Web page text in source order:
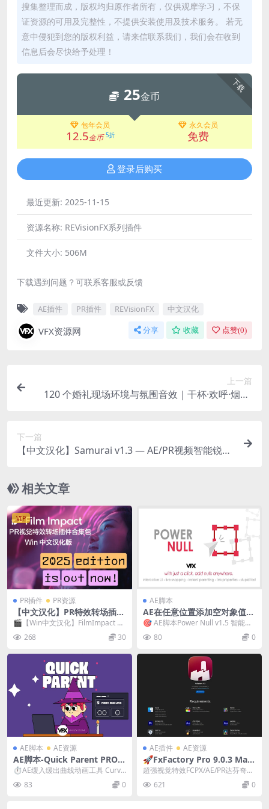
搜集整理而成，版权均归原作者所有，仅供观摩学习，不保
证资源的可用及完整性，不提供安装使用及技术服务。 若无
意中侵犯到您的版权利益，请来信联系我们，我们会在收到
信息后会尽快给予处理！
下载
25金币
包年会员
12.5金币 5折
永久会员
免费
登录后购买
最近更新: 2025-11-15
资源名称: REVisionFX系列插件
文件大小: 506M
下载遇到问题？可联系客服或反馈
AE插件 PR插件 REVisionFX 中文汉化
VFX资源网 分享 收藏 点赞(0)
上一篇
120 个婚礼现场环境与氛围音效｜干杯·欢呼·烟花·
下一篇
【中文汉化】Samurai v1.3 — AE/PR视频智能锐化
相关文章
VIP
PR插件 PR资源
【中文汉化】PR特效转场插件
合集包 FilmImpact Premiu
m Video Effects V25.3.2 Wi
n 一键安装
🎬【Win中文汉化】FilmImpact Pr
268 30
AE脚本
AE在任意位置添加空对象值脚
本 Power Null V1.5 +使用教
🎯 AE脚本Power Null v1.5 智能空
80 0
AE脚本 AE资源
AE脚本-Quick Parent PRO v
2.2 父子级图层快速链接工具
⏱️AE缓入缓出曲线动画工具 Curve
s v1.0.4｜高效关键帧缓动神器 Q...
83 0
AE插件 AE资源
🚀FxFactory Pro 9.0.3 Mac
全解锁版FCPX/AE/PR/达芬奇
超强视觉特效FCPX/AE/PR达芬奇插
621 0